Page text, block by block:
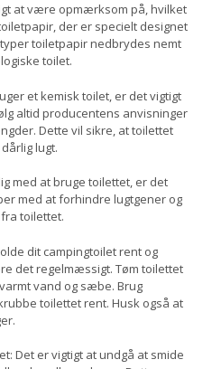
at være opmærksom på, hvilket
der er specielt designet
toiletpapir nedbrydes nemt
toilet.
et kemisk toilet, er det vigtigt
altid producentens anvisninger
Dette vil sikre, at toilettet
lugt.
med at bruge toilettet, er det
med at forhindre lugtgener og
toilettet.
dit campingtoilet rent og
det regelmæssigt. Tøm toilettet
vand og sæbe. Brug
toilettet rent. Husk også at
Det er vigtigt at undgå at smide